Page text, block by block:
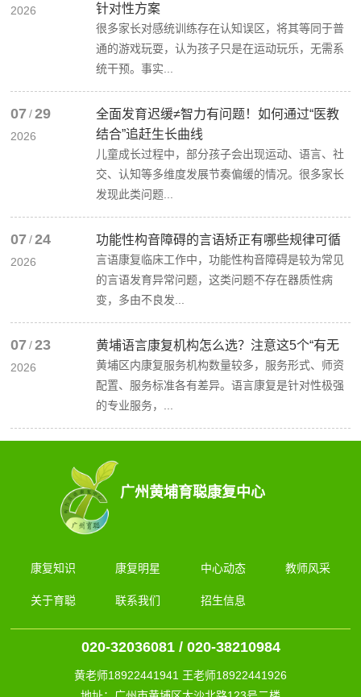
2026
针对性方案
很多家长对感统训练存在认知误区，将其等同于普
通的游戏玩耍，认为孩子只是在运动玩乐，无需系
统干预。事实...
07 / 29
2026
全面发育迟缓≠智力有问题！如何通过“医教
结合”追赶生长曲线
儿童成长过程中，部分孩子会出现运动、语言、社
交、认知等多维度发展节奏偏缓的情况。很多家长
发现此类问题...
07 / 24
2026
功能性构音障碍的言语矫正有哪些规律可循
言语康复临床工作中，功能性构音障碍是较为常见
的言语发育异常问题，这类问题不存在器质性病
变，多由不良发...
07 / 23
2026
黄埔语言康复机构怎么选？注意这5个“有无
黄埔区内康复服务机构数量较多，服务形式、师资
配置、服务标准各有差异。语言康复是针对性极强
的专业服务，...
广州黄埔育聪康复中心
康复知识 康复明星 中心动态 教师风采
关于育聪 联系我们 招生信息
020-32036081 / 020-38210984
黄老师18922441941 王老师18922441926